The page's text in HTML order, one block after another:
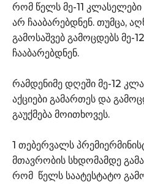
რომ წელს მე-11 კლასელები
არ ჩააბარებდნენ. თუმცა,
გამოსაშვებ გამოცდებს მე-
ჩააბარებდნენ.
რამდენიმე დღეში მე-12
აქციები გამართეს და
გაუქმება მოითხოვეს.
1 თებერვალს
მთავრობის სხდომამდე
რომ წელს საატესტატო